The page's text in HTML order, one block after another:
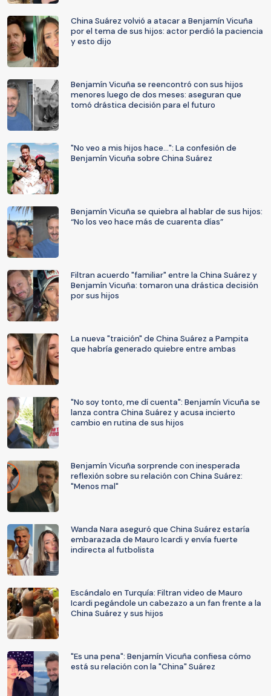
China Suárez volvió a atacar a Benjamín Vicuña
por el tema de sus hijos: actor perdió la paciencia
y esto dijo
Benjamín Vicuña se reencontró con sus hijos
menores luego de dos meses: aseguran que
tomó drástica decisión para el futuro
"No veo a mis hijos hace...": La confesión de
Benjamín Vicuña sobre China Suárez
Benjamín Vicuña se quiebra al hablar de sus hijos:
“No los veo hace más de cuarenta días”
Filtran acuerdo "familiar" entre la China Suárez y
Benjamín Vicuña: tomaron una drástica decisión
por sus hijos
La nueva "traición" de China Suárez a Pampita
que habría generado quiebre entre ambas
"No soy tonto, me dí cuenta": Benjamín Vicuña se
lanza contra China Suárez y acusa incierto
cambio en rutina de sus hijos
Benjamín Vicuña sorprende con inesperada
reflexión sobre su relación con China Suárez:
"Menos mal"
Wanda Nara aseguró que China Suárez estaría
embarazada de Mauro Icardi y envía fuerte
indirecta al futbolista
Escándalo en Turquía: Filtran video de Mauro
Icardi pegándole un cabezazo a un fan frente a la
China Suárez y sus hijos
"Es una pena": Benjamín Vicuña confiesa cómo
está su relación con la "China" Suárez